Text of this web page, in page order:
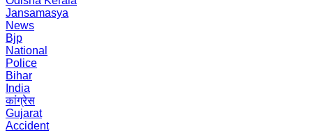
Jansamasya
News
Bjp
National
Police
Bihar
India
कांग्रेस
Gujarat
Accident